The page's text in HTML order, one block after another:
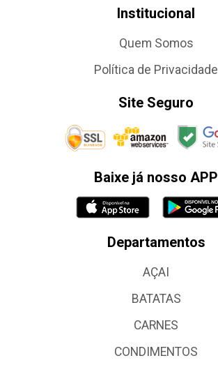
Institucional
Quem Somos
Política de Privacidade
Site Seguro
Baixe já nosso APP
Departamentos
AÇAI
BATATAS
CARNES
CONDIMENTOS